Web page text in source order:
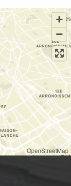
OpenStreetMap